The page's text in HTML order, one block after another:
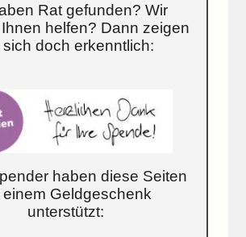
Rat gefunden? Wir
helfen? Dann zeigen
sich doch erkenntlich:
haben diese Seiten
einem Geldgeschenk
unterstützt: